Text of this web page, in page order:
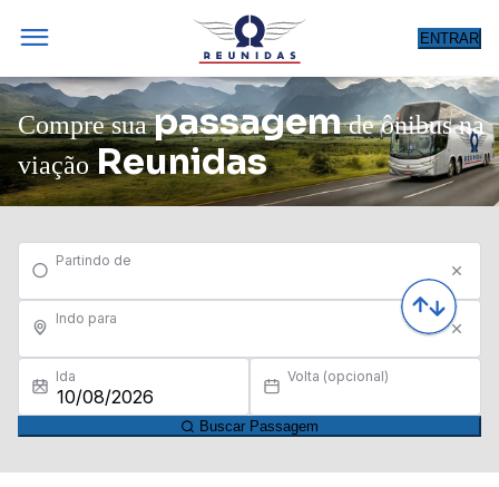
ENTRAR
Compre suapassagemde ônibus na
viaçãoReunidas
Partindo de
Indo para
Ida Volta (opcional)
Buscar Passagem